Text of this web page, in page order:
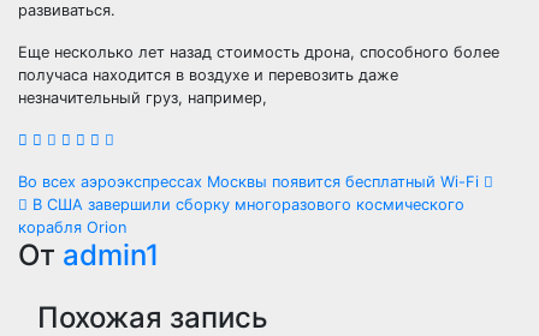
развиваться.
Еще несколько лет назад стоимость дрона, способного более
получаса находится в воздухе и перевозить даже
незначительный груз, например,
Навигация
по
записям
Во всех аэроэкспрессах Москвы появится бесплатный Wi-Fi
В США завершили сборку многоразового космического
корабля Orion
От admin1
Похожая запись